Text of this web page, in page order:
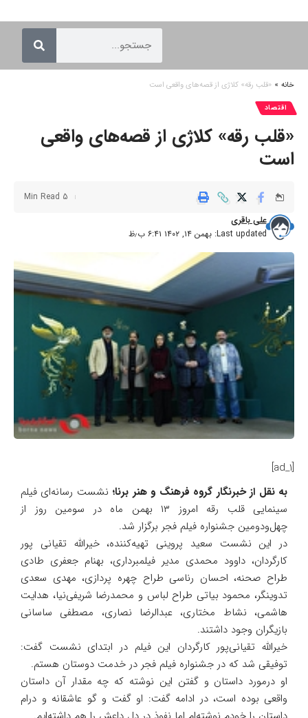
خانه » «قلب رقه» کلاژی از قصه‌های واقعی است
اقتصاد
«قلب رقه» کلاژی از قصه‌های واقعی
است
Last updated: بهمن ۱۴, ۱۴۰۲ ۶:۴۱ ب٫ظ
علی باقری
5 Min Read
[ad_1]
به نقل از خبرنگار گروه فرهنگ و هنر برنا؛ نشست رسانه‌ای فیلم‌
سینمایی قلب رقه امروز ۱۳ بهمن‌ ماه در سومین روز از
چهل‌ودومین جشنواره فیلم فجر برگزار شد.
در این نشست سعید پروینی تهیه‌کننده، خیرالله تقیانی پور
کارگردان، داوود محمدی مدیر فیلمبرداری، بهنام جعفری طادی
طراح صحنه، احسان رناسی طراح چهره پردازی، مهدی سعدی
تدوینگر، محمود بیاتی طراح لباس و محمدرضا شریفی‌نیا، هدایت
هاشمی، نشاط مختاری، عبدالرضا نصاری، مصطفی ساسانی
بازیگران وجود داشتند.
خیرالله تقیانی‌پور کارگردان این فیلم در ابتدای نشست گفت:
توفیقی شد که در جشنواره فیلم فجر در خدمت دوستان هستم.
او درمورد داستان و گفتن این نوشته که چه مقدار آن داستان
واقعی بوده است، در ادامه گفت: او گفت و گو عاشقانه و درام